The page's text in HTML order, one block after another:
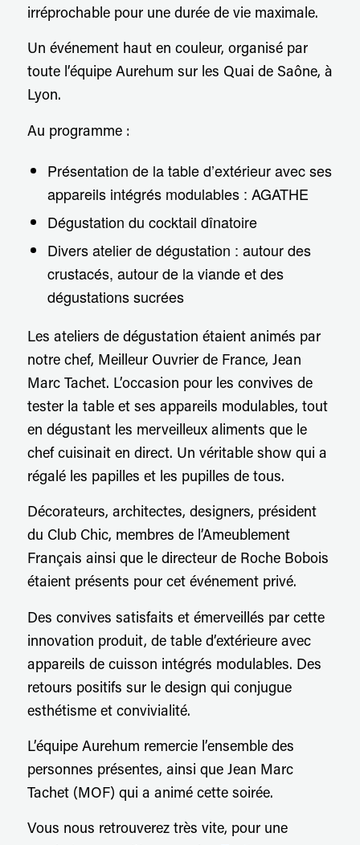
irréprochable pour une durée de vie maximale.
Un événement haut en couleur, organisé par
toute l’équipe Aurehum sur les Quai de Saône, à
Lyon.
Au programme :
Présentation de la table d’extérieur avec ses
appareils intégrés modulables : AGATHE
Dégustation du cocktail dînatoire
Divers atelier de dégustation : autour des
crustacés, autour de la viande et des
dégustations sucrées
Les ateliers de dégustation étaient animés par
notre chef, Meilleur Ouvrier de France, Jean
Marc Tachet. L’occasion pour les convives de
tester la table et ses appareils modulables, tout
en dégustant les merveilleux aliments que le
chef cuisinait en direct. Un véritable show qui a
régalé les papilles et les pupilles de tous.
Décorateurs, architectes, designers, président
du Club Chic, membres de l’Ameublement
Français ainsi que le directeur de Roche Bobois
étaient présents pour cet événement privé.
Des convives satisfaits et émerveillés par cette
innovation produit, de table d’extérieure avec
appareils de cuisson intégrés modulables. Des
retours positifs sur le design qui conjugue
esthétisme et convivialité.
L’équipe Aurehum remercie l’ensemble des
personnes présentes, ainsi que Jean Marc
Tachet (MOF) qui a animé cette soirée.
Vous nous retrouverez très vite, pour une